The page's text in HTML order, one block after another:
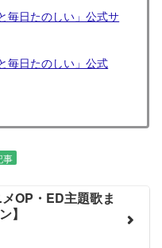
毎日たのしい」公式サ
毎日たのしい」公式
事
OP・ED主題歌ま
】